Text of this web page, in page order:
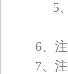
5、
a、
6、注
7、注